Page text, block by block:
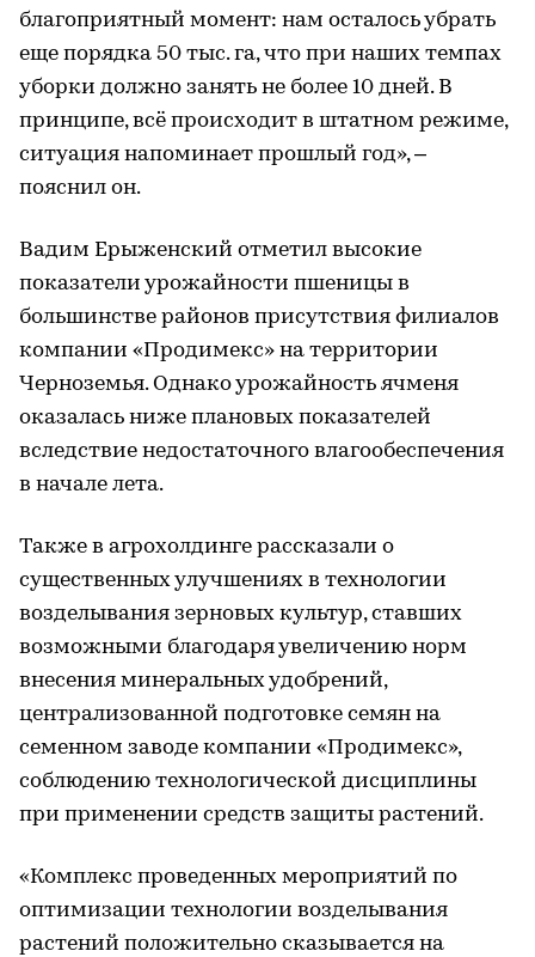
благоприятный момент: нам осталось убрать
еще порядка 50 тыс. га, что при наших темпах
уборки должно занять не более 10 дней. В
принципе, всё происходит в штатном режиме,
ситуация напоминает прошлый год», –
пояснил он.
Вадим Ерыженский отметил высокие
показатели урожайности пшеницы в
большинстве районов присутствия филиалов
компании «Продимекс» на территории
Черноземья. Однако урожайность ячменя
оказалась ниже плановых показателей
вследствие недостаточного влагообеспечения
в начале лета.
Также в агрохолдинге рассказали о
существенных улучшениях в технологии
возделывания зерновых культур, ставших
возможными благодаря увеличению норм
внесения минеральных удобрений,
централизованной подготовке семян на
семенном заводе компании «Продимекс»,
соблюдению технологической дисциплины
при применении средств защиты растений.
«Комплекс проведенных мероприятий по
оптимизации технологии возделывания
растений положительно сказывается на